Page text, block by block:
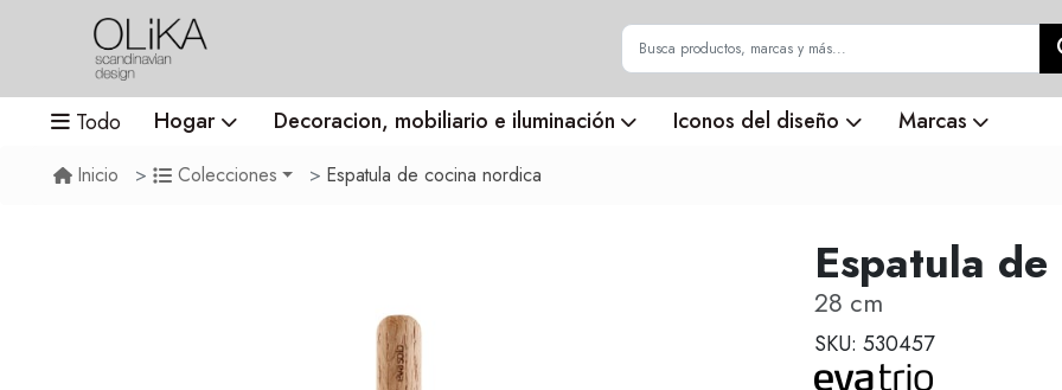
Todo Hogar Decoracion, mobiliario e iluminación Iconos del diseño Marcas
Inicio Colecciones Espatula de cocina nordica
Espatula
28 cm
SKU: 530457